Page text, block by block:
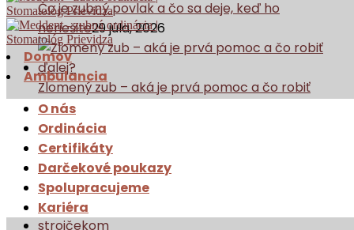
Domov
Ambulancia
O nás
Ordinácia
Certifikáty
Darčekové poukazy
Spolupracujeme
Kariéra
Čo je zubný povlak a čo sa deje, keď ho
neriešite29 júla, 2026
Zlomený zub – aká je prvá pomoc a čo robiť
ďalej?
Zubný kaz - čo to je, ako vzniká a čo s ním robiť?
mája, 2026